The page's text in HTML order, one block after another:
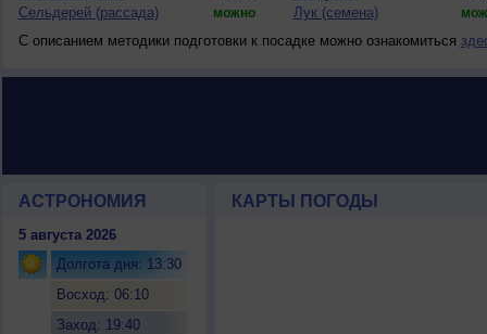
Сельдерей (рассада) можно Лук (семена)
С описанием методики подготовки к посадке можно ознакомиться
АСТРОНОМИЯ
5 августа 2026
Долгота дня: 13:30
Восход: 06:10
Заход: 19:40
КАРТЫ ПОГОДЫ